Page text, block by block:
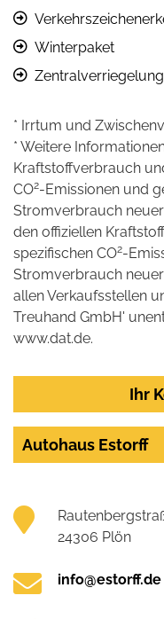
Winterpaket
Zentralverriegelung
* Irrtum und
* Weitere
Kraftstoffverbrauch
CO2-Emissionen und
Stromverbrauch
den offiziellen
spezifischen CO2-
Stromverbrauch
allen Verkaufsstellen
Treuhand GmbH'
www.dat.de.
Ihr
Autohaus Estorff
24306 Plön
info@estorff.de